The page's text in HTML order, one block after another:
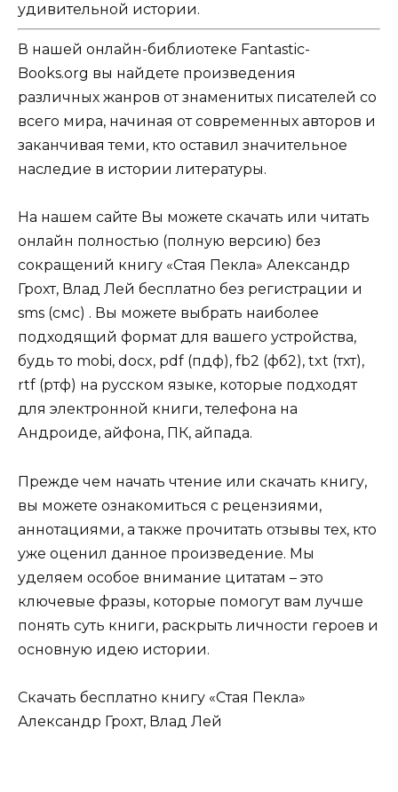
удивительной истории.
В нашей онлайн-библиотеке Fantastic-
Books.org вы найдете произведения
различных жанров от знаменитых писателей со
всего мира, начиная от современных авторов и
заканчивая теми, кто оставил значительное
наследие в истории литературы.
На нашем сайте Вы можете скачать или читать
онлайн полностью (полную версию) без
сокращений книгу «Стая Пекла» Александр
Грохт, Влад Лей бесплатно без регистрации и
sms (смс) . Вы можете выбрать наиболее
подходящий формат для вашего устройства,
будь то mobi, docx, pdf (пдф), fb2 (фб2), txt (тхт),
rtf (ртф) на русском языке, которые подходят
для электронной книги, телефона на
Андроиде, айфона, ПК, айпада.
Прежде чем начать чтение или скачать книгу,
вы можете ознакомиться с рецензиями,
аннотациями, а также прочитать отзывы тех, кто
уже оценил данное произведение. Мы
уделяем особое внимание цитатам – это
ключевые фразы, которые помогут вам лучше
понять суть книги, раскрыть личности героев и
основную идею истории.
Скачать бесплатно книгу «Стая Пекла»
Александр Грохт, Влад Лей